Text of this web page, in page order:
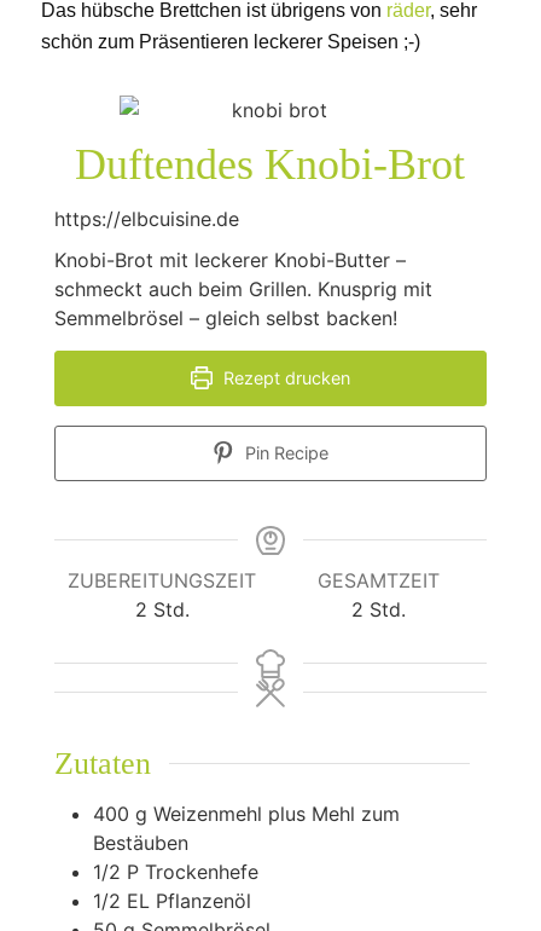
Das hübsche Brettchen ist übrigens von räder, sehr
schön zum Präsentieren leckerer Speisen ;-)
Duftendes Knobi-Brot
https://elbcuisine.de
Knobi-Brot mit leckerer Knobi-Butter –
schmeckt auch beim Grillen. Knusprig mit
Semmelbrösel – gleich selbst backen!
Rezept drucken
Pin Recipe
ZUBEREITUNGSZEIT
2Stunden
Std.
GESAMTZEIT
2 Stunden
Std.
Zutaten
400 g Weizenmehl plus Mehl zum
Bestäuben
1/2 P Trockenhefe
1/2 EL Pflanzenöl